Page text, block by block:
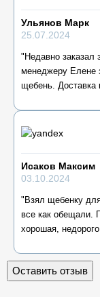
Ульянов Марк
25.07.2024
"Недавно заказал
менеджеру Елене
щебень. Доставка
Исаков Максим
03.10.2024
"Взял щебенку
все как обещали.
хорошая,
Оставить отзыв